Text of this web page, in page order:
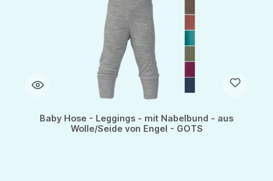
Baby Hose - Leggings - mit Nabelbund - aus
Wolle/Seide von Engel - GOTS